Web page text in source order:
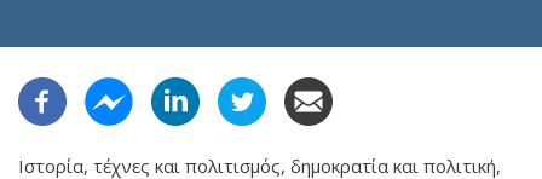
Ιστορία, τέχνες και πολιτισμός, δημοκρατία και πολιτική,